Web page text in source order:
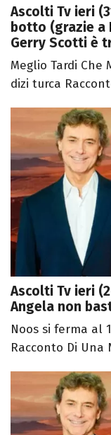
Ascolti Tv ieri
botto (grazie a
Gerry Scotti è
Meglio Tardi Che
dizi turca
Ascolti Tv ieri
Angela non
Noos si ferma al
Racconto Di Una